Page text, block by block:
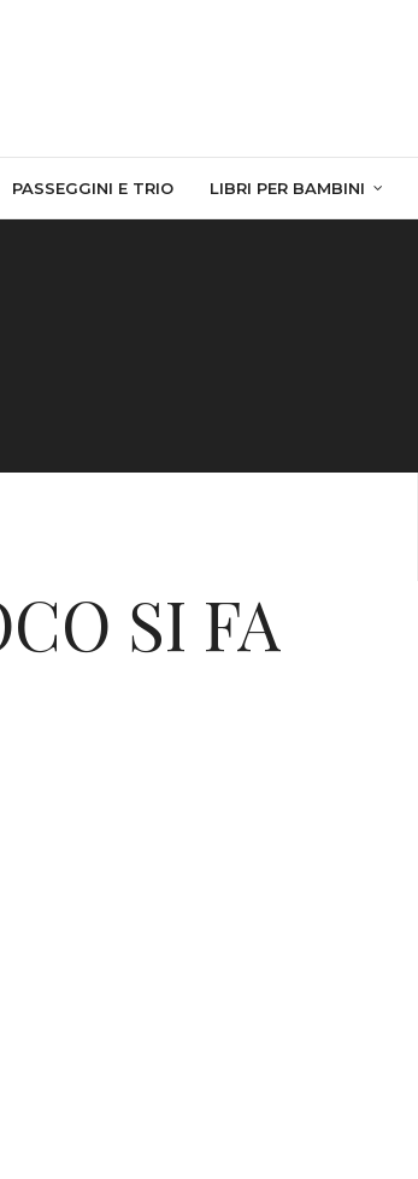
PASSEGGINI E TRIO LIBRI PER BAMBINI
SI FA